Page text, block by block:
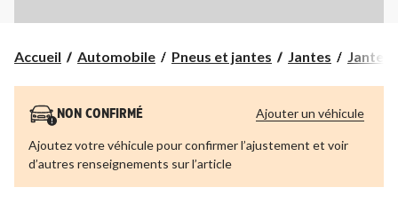
Accueil Automobile Pneus et jantes Jantes Jantes
NON CONFIRMÉ
Ajoutez votre véhicule pour confirmer l’ajustement et voir
d’autres renseignements sur l’article
Ajouter un véhicule